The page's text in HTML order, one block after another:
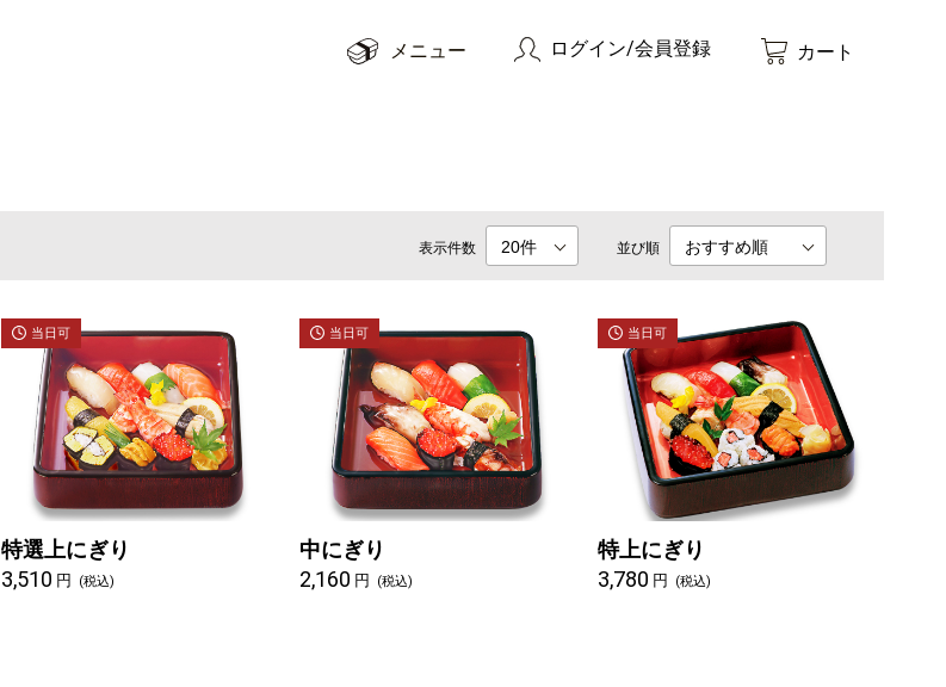
メニュー ログイン/会員登録 カート
表示件数 並び順
当日可
特選上にぎり
3,510 円 (税込)
当日可
中にぎり
2,160 円 (税込)
当日可
特上にぎり
3,780 円 (税込)